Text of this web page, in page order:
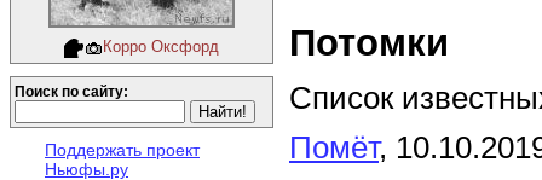
Корро Оксфорд
Поиск по сайту:
Поддержать проект
Ньюфы.ру
Потомки
Список
Помёт,